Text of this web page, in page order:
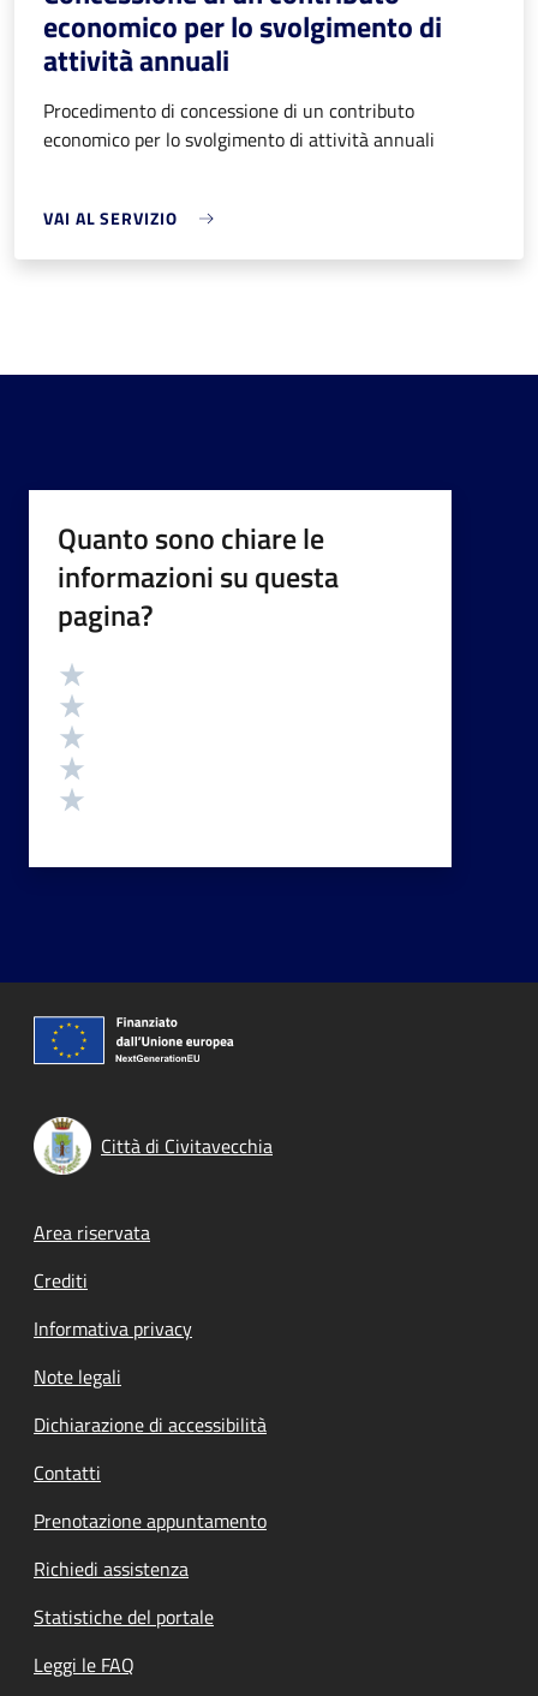
economico per lo svolgimento di
attività annuali
Procedimento di concessione di un contributo
economico per lo svolgimento di attività annuali
VAI AL SERVIZIO
Quanto sono chiare le
informazioni su questa
pagina?
Valutazione
Città di Civitavecchia
Footer menu
Area riservata
Crediti
Informativa privacy
Note legali
Dichiarazione di accessibilità
Contatti
Prenotazione appuntamento
Richiedi assistenza
Statistiche del portale
Leggi le FAQ